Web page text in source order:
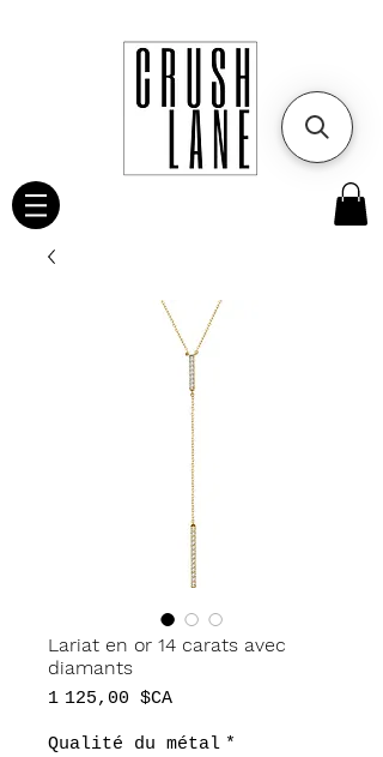
Lariat en or 14 carats avec
diamants
1 125,00 $CAPrix
Qualité du métal *